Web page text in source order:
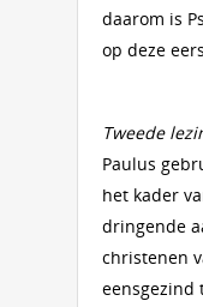
daarom is
op deze
Tweede
Paulus
het kader
dringende
christenen
eensgezind